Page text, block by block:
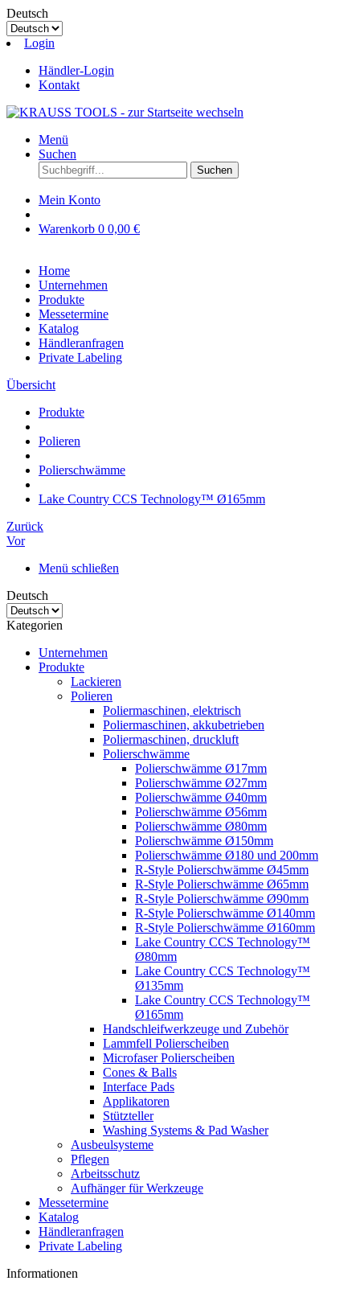
Deutsch
Login
Händler-Login
Kontakt
Menü
Suchen
Suchen
Mein Konto
Warenkorb 0 0,00 €
Home
Unternehmen
Produkte
Messetermine
Katalog
Händleranfragen
Private Labeling
Übersicht
Produkte
Polieren
Polierschwämme
Lake Country CCS Technology™ Ø165mm
Zurück
Vor
Menü schließen
Deutsch
Kategorien
Unternehmen
Produkte
Lackieren
Polieren
Poliermaschinen, elektrisch
Poliermaschinen, akkubetrieben
Poliermaschinen, druckluft
Polierschwämme
Polierschwämme Ø17mm
Polierschwämme Ø27mm
Polierschwämme Ø40mm
Polierschwämme Ø56mm
Polierschwämme Ø80mm
Polierschwämme Ø150mm
Polierschwämme Ø180 und 200mm
R-Style Polierschwämme Ø45mm
R-Style Polierschwämme Ø65mm
R-Style Polierschwämme Ø90mm
R-Style Polierschwämme Ø140mm
R-Style Polierschwämme Ø160mm
Lake Country CCS Technology™
Ø80mm
Lake Country CCS Technology™
Ø135mm
Lake Country CCS Technology™
Ø165mm
Handschleifwerkzeuge und Zubehör
Lammfell Polierscheiben
Microfaser Polierscheiben
Cones & Balls
Interface Pads
Applikatoren
Stützteller
Washing Systems & Pad Washer
Ausbeulsysteme
Pflegen
Arbeitsschutz
Aufhänger für Werkzeuge
Messetermine
Katalog
Händleranfragen
Private Labeling
Informationen